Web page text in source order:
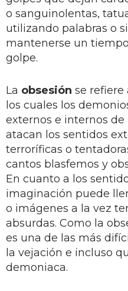
o sanguinolentas,
utilizando palabras o
mantenerse un
golpe.
La obsesión se refiere
los cuales los
externos e internos
atacan los sentidos
terroríficas o
cantos blasfemos y
En cuanto a los
imaginación puede
o imágenes a la vez
absurdas. Como la
es una de las más
la vejación e incluso
demoniaca.